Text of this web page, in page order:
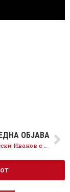
ОБЈАВА
(Видео) Сугарески: Иванов е заложник на фамилијата и најдобро е да поднесе оставка